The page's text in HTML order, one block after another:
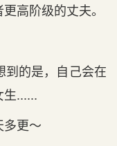
高阶级的丈夫。
到的是，自己会在
......
更～